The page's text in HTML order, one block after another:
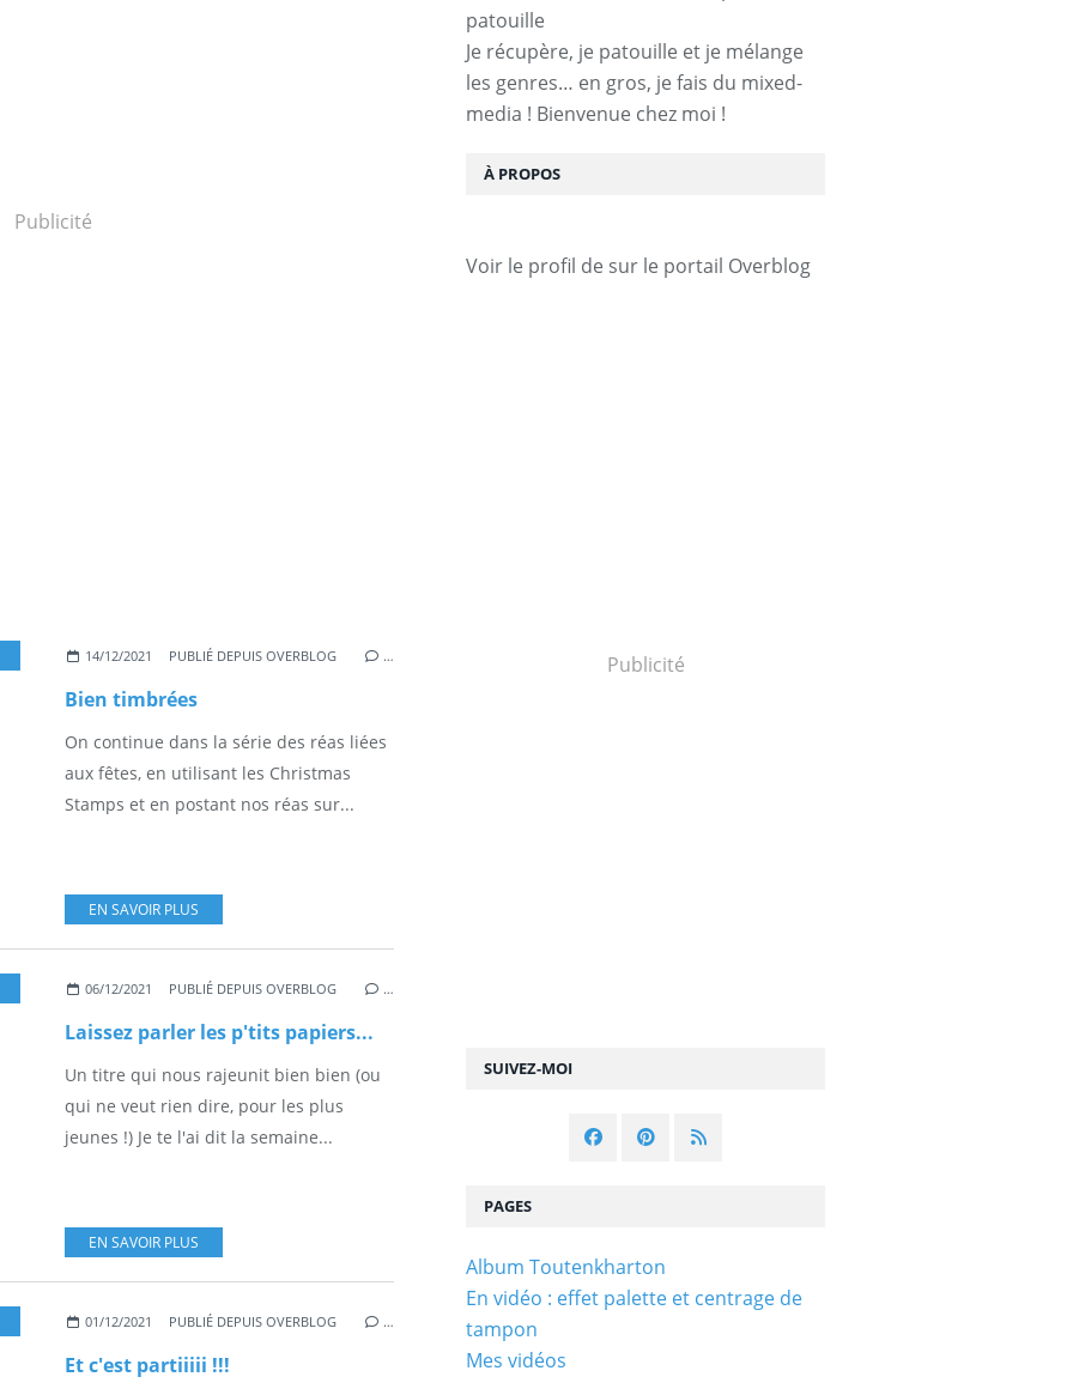
Publicité
,TIMBRES
14/12/2021 PUBLIÉ DEPUIS OVERBLOG …
Bien timbrées
On continue dans la série des réas liées
aux fêtes, en utilisant les Christmas
Stamps et en postant nos réas sur...
EN SAVOIR PLUS
,RÉCUP
06/12/2021 PUBLIÉ DEPUIS OVERBLOG …
Laissez parler les p'tits papiers...
Un titre qui nous rajeunit bien bien (ou
qui ne veut rien dire, pour les plus
jeunes !) Je te l'ai dit la semaine...
EN SAVOIR PLUS
RÉCUP,PETITS BOUTS
01/12/2021 PUBLIÉ DEPUIS OVERBLOG …
Et c'est partiiiii !!!
SUIVEZ-MOI
Je récupère, je patouille et je mélange
les genres… en gros, je fais du mixed-
media ! Bienvenue chez moi !
À PROPOS
Voir le profil de sur le portail Overblog
Publicité
PAGES
Album Toutenkharton
En vidéo : effet palette et centrage de
tampon
Mes vidéos